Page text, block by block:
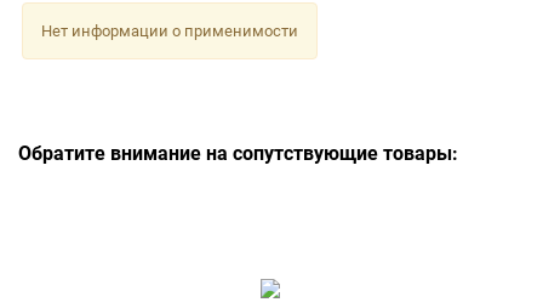
Нет информации о применимости
Обратите внимание на сопутствующие товары: